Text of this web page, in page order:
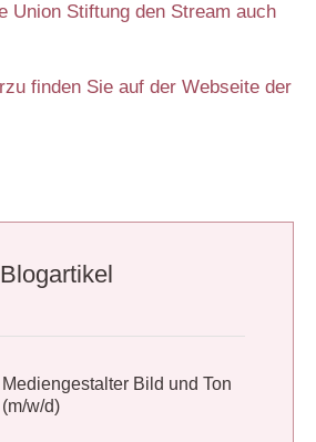
Union Stiftung den Stream auch
finden Sie auf der Webseite der
Mediengestalter Bild und Ton
(m/w/d)